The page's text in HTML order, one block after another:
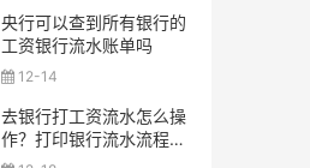
央行可以查到所有银行的
工资银行流水账单吗
12-14
去银行打工资流水怎么操
作？打印银行流水流程一
览